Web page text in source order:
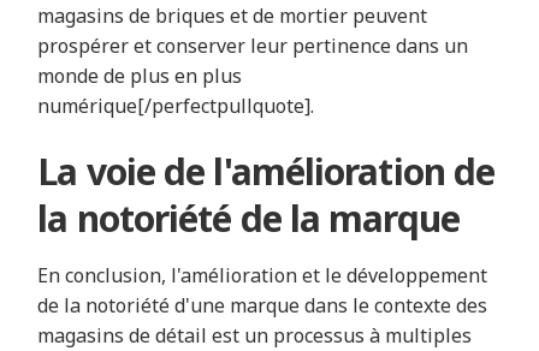
magasins de briques et de mortier peuvent
prospérer et conserver leur pertinence dans un
monde de plus en plus
numérique[/perfectpullquote].
La voie de l'amélioration de
la notoriété de la marque
En conclusion, l'amélioration et le développement
de la notoriété d'une marque dans le contexte des
magasins de détail est un processus à multiples